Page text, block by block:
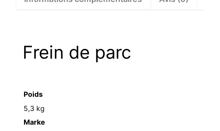
Frein de parc
Poids
5,3 kg
Marke